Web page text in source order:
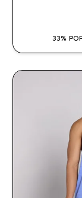
33%